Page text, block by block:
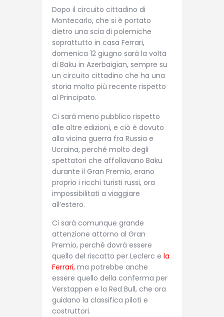
Dopo il circuito cittadino di
Montecarlo, che si è portato
dietro una scia di polemiche
soprattutto in casa Ferrari,
domenica 12 giugno sarà la volta
di Baku in Azerbaigian, sempre su
un circuito cittadino che ha una
storia molto più recente rispetto
al Principato.
Ci sarà meno pubblico rispetto
alle altre edizioni, e ciò è dovuto
alla vicina guerra fra Russia e
Ucraina, perché molto degli
spettatori che affollavano Baku
durante il Gran Premio, erano
proprio i ricchi turisti russi, ora
impossibilitati a viaggiare
all’estero.
Ci sarà comunque grande
attenzione attorno al Gran
Premio, perché dovrà essere
quello del riscatto per Leclerc e la
Ferrari, ma potrebbe anche
essere quello della conferma per
Verstappen e la Red Bull, che ora
guidano la classifica piloti e
costruttori.